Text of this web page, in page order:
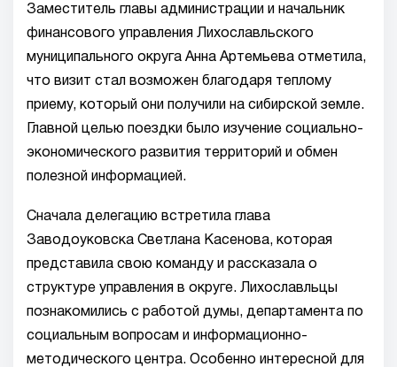
Заместитель главы администрации и начальник
финансового управления Лихославльского
муниципального округа Анна Артемьева отметила,
что визит стал возможен благодаря теплому
приему, который они получили на сибирской земле.
Главной целью поездки было изучение социально-
экономического развития территорий и обмен
полезной информацией.
Сначала делегацию встретила глава
Заводоуковска Светлана Касенова, которая
представила свою команду и рассказала о
структуре управления в округе. Лихославльцы
познакомились с работой думы, департамента по
социальным вопросам и информационно-
методического центра. Особенно интересной для